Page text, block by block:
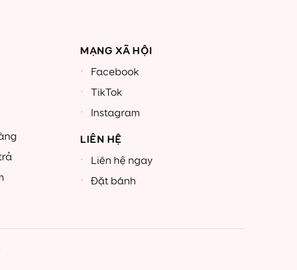
MẠNG XÃ HỘI
Facebook
TikTok
Instagram
LIÊN HỆ
Liên hệ ngay
Đặt bánh